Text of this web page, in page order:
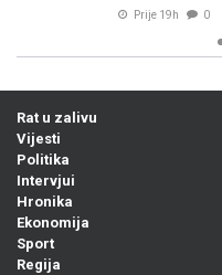
Rat u zalivu
Vijesti
Politika
Intervjui
Hronika
Ekonomija
Sport
Regija